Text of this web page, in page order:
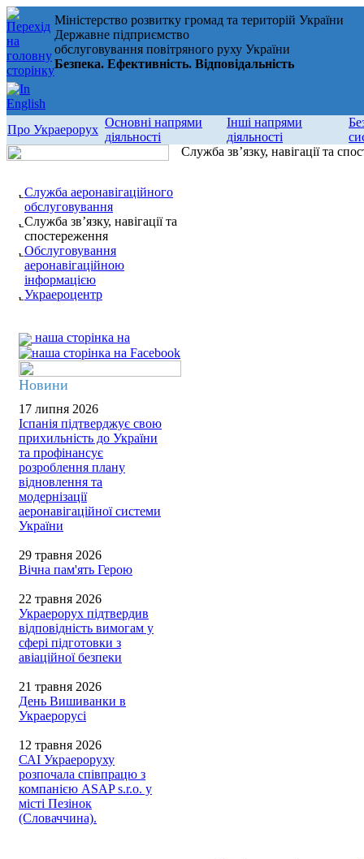
Міністерство розвитку громад та територій України
Державне підприємство
обслуговування повітряного руху України
Безпека. Ефективність. Відповідальність
Про Украерорух
Основні напрями
діяльності
Інші напрями
діяльності
Служба аеронавігаційного
обслуговування
Служба зв’язку, навігації та
спостереження
Обслуговування
аеронавігаційною
інформацією
Украероцентр
наша сторінка на
Новини
17 липня 2026
Іспанія підтверджує свою
прихильність до України
та профінансує
розроблення плану
відновлення та
модернізації
аеронавігаційної системи
України
29 травня 2026
Вічна пам'ять Герою
22 травня 2026
Украерорух підтвердив
відповідність вимогам у
сфері підготовки з
авіаційної безпеки
21 травня 2026
День Вишиванки в
Украерорусі
12 травня 2026
САІ Украероруху
розпочала співпрацю з
компанією ASAP s.r.o. у
місті Пезінок
(Словаччина).
Служба зв’язку, навігації та